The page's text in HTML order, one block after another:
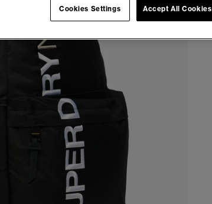
Cookies Settings Accept All Cookies